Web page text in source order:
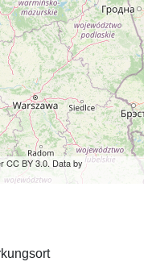
CC BY 3.0. Data by